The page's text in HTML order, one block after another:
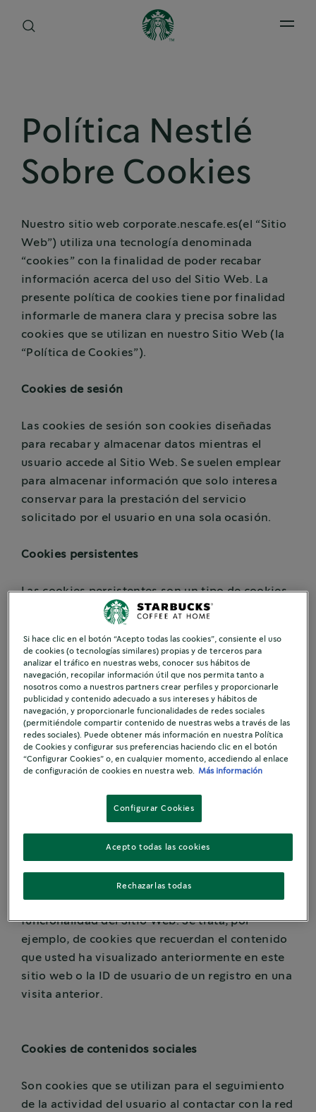
Open
Política Nestlé
Sobre Cookies
Nuestro sitio web corporate.nescafe.es(el “Sitio
Web”) utiliza una tecnología denominada
“cookies” con la finalidad de poder recabar
información acerca del uso del Sitio Web. La
presente política de cookies tiene por finalidad
informarle de manera clara y precisa sobre las
cookies que se utilizan en nuestro Sitio Web (la
“Política de Cookies”).
Cookies de sesión
Las cookies de sesión son cookies diseñadas
para recabar y almacenar datos mientras el
usuario accede al Sitio Web. Se suelen emplear
para almacenar información que solo interesa
conservar para la prestación del servicio
solicitado por el usuario en una sola ocasión.
Cookies persistentes
Las cookies persistentes son un tipo de cookies
en el que los datos siguen almacenados en el
terminal y a los que se puede acceder y tratar
durante un periodo definido por el responsable
de la cookie, y que puede ir de unos minutos a
varios años.
Cookies propias
Son cookies creadas por este Sitio Web y que
solo puede leer el propio sitio. Nuestro sitio web
emplea los siguientes tipos de cookies propias
Estas cookies sirven para mejorar la
funcionalidad del Sitio Web. Se trata, por
ejemplo, de cookies que recuerdan el contenido
que usted ha visualizado anteriormente en este
sitio web o la ID de usuario de un registro en una
visita anterior.
Cookies de contenidos sociales
Son cookies que se utilizan para el seguimiento
de la actividad del usuario al contactar con la red
Si hace clic en el botón “Acepto todas las cookies”, consiente el uso
de cookies (o tecnologías similares) propias y de terceros para
analizar el tráfico en nuestras webs, conocer sus hábitos de
navegación, recopilar información útil que nos permita tanto a
nosotros como a nuestros partners crear perfiles y proporcionarle
publicidad y contenido adecuado a sus intereses y hábitos de
navegación, y proporcionarle funcionalidades de redes sociales
(permitiéndole compartir contenido de nuestras webs a través de las
redes sociales). Puede obtener más información en nuestra Política
de Cookies y configurar sus preferencias haciendo clic en el botón
“Configurar Cookies” o, en cualquier momento, accediendo al enlace
de configuración de cookies en nuestra web.
Más información
Configurar Cookies
Rechazarlas todas
Acepto todas las cookies